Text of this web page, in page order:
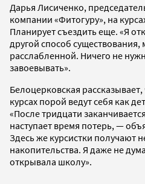
Дарья Лисиченко,
компании «Фитогуру», на
Планирует съездить еще. «Я
другой способ
расслабленной. Ничего не
завоевывать».
Белоцерковская
курсах порой ведут себя как
«После тридцати
наступает время потерь, —
Здесь же курсистки получают
накопительства. Я даже не
открывала школу».